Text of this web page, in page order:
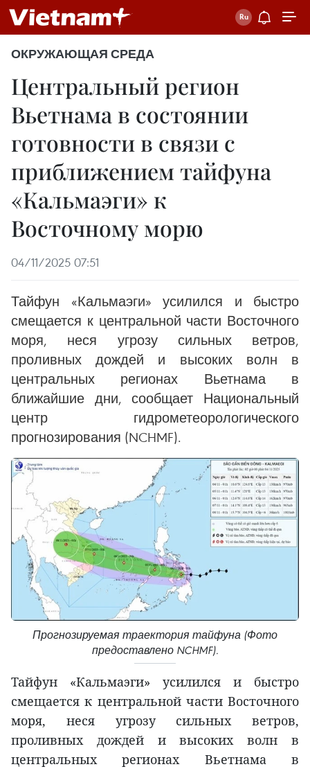
ОКРУЖАЮЩАЯ СРЕДА
Центральный регион
Вьетнама в состоянии
готовности в связи с
приближением тайфуна
«Кальмаэги» к
Восточному морю
04/11/2025 07:51
Тайфун «Кальмаэги» усилился и быстро
смещается к центральной части Восточного
моря, неся угрозу сильных ветров,
проливных дождей и высоких волн в
центральных регионах Вьетнама в
ближайшие дни, сообщает Национальный
центр гидрометеорологического
прогнозирования (NCHMF).
Прогнозируемая траектория тайфуна (Фото
предоставлено NCHMF).
Тайфун «Кальмаэги» усилился и быстро
смещается к центральной части Восточного
моря, неся угрозу сильных ветров,
проливных дождей и высоких волн в
центральных регионах Вьетнама в